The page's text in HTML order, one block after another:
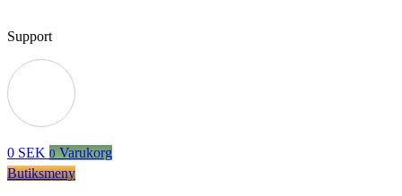
Support
0 SEK 0 Varukorg
Butiksmeny